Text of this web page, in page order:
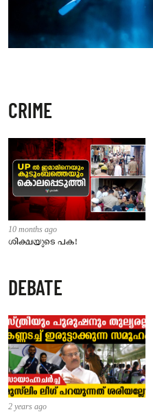
CRIME
10 months ago
ശിക്ഷയുടെ പക!
DEBATE
2 years ago